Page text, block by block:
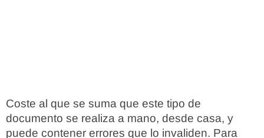
Coste al que se suma que este tipo de
documento se realiza a mano, desde casa, y
puede contener errores que lo invaliden. Para